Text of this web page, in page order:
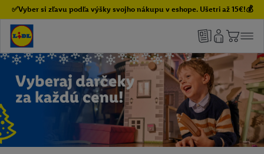
✅Vyber si zľavu podľa výšky svojho nákupu v eshope. Ušetri až 15€!💰